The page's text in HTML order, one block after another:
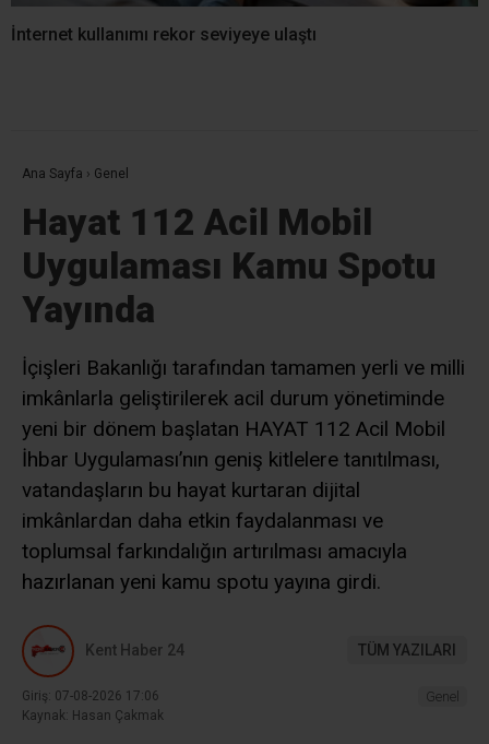
İnternet kullanımı rekor seviyeye ulaştı
Ana Sayfa › Genel
Hayat 112 Acil Mobil
Uygulaması Kamu Spotu
Yayında
İçişleri Bakanlığı tarafından tamamen yerli ve milli
imkânlarla geliştirilerek acil durum yönetiminde
yeni bir dönem başlatan HAYAT 112 Acil Mobil
İhbar Uygulaması’nın geniş kitlelere tanıtılması,
vatandaşların bu hayat kurtaran dijital
imkânlardan daha etkin faydalanması ve
toplumsal farkındalığın artırılması amacıyla
hazırlanan yeni kamu spotu yayına girdi.
Kent Haber 24 TÜM YAZILARI
Giriş: 07-08-2026 17:06
Kaynak: Hasan Çakmak
Genel